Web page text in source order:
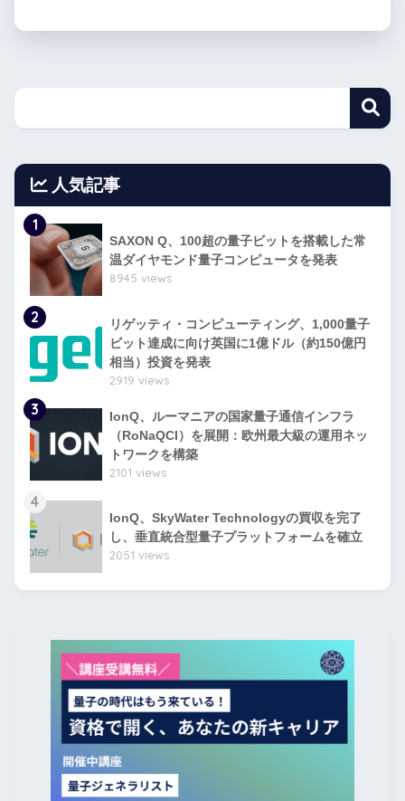
人気記事
1
SAXON Q、100超の量子ビットを搭載した常
温ダイヤモンド量子コンピュータを発表
8945 views
2
リゲッティ・コンピューティング、1,000量子
ビット達成に向け英国に1億ドル（約150億円
相当）投資を発表
2919 views
3
IonQ、ルーマニアの国家量子通信インフラ
（RoNaQCI）を展開：欧州最大級の運用ネッ
トワークを構築
2101 views
4
IonQ、SkyWater Technologyの買収を完了
し、垂直統合型量子プラットフォームを確立
2051 views